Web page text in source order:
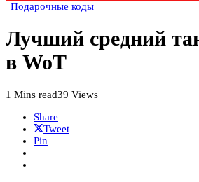
Подарочные коды
Лучший средний
в WoT
1 Mins read39 Views
Share
Tweet
Pin